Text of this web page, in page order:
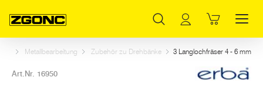
Metallbearbeitung Zubehör zu Drehbänke 3 Langlochfräser 4 - 6 mm
Art.Nr. 16950